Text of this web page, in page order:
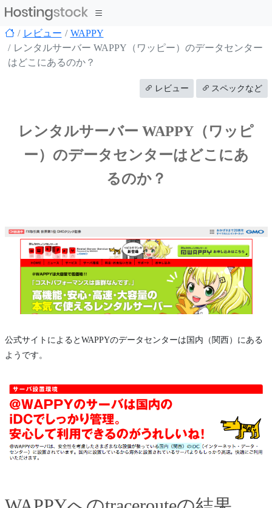
レビュー
WAPPY
レンタルサーバー WAPPY（ワッピー）のデータセンター
はどこにあるのか？
レビュー スペックなど
レンタルサーバー WAPPY（ワッピ
ー）のデータセンターはどこにあ
るのか？
公式サイトによるとWAPPYのデータセンターは国内（関西）にある
ようです。